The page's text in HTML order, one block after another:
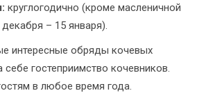
круглогодично (кроме масленичной
– 15 января).
интересные обряды кочевых
гостеприимство кочевников.
в любое время года.